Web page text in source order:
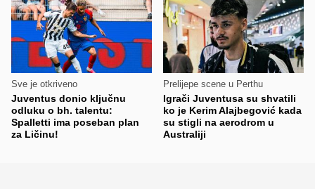
Sve je otkriveno
Juventus donio ključnu
odluku o bh. talentu:
Spalletti ima poseban plan
za Ličinu!
Prelijepe scene u Perthu
Igrači Juventusa su shvatili
ko je Kerim Alajbegović kada
su stigli na aerodrom u
Australiji